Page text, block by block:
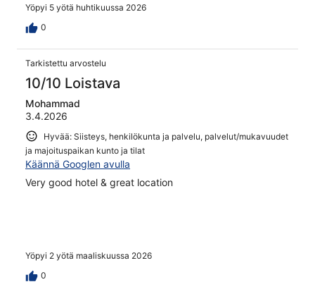
Yöpyi 5 yötä huhtikuussa 2026
0
Tarkistettu arvostelu
10/10 Loistava
Mohammad
3.4.2026
Hyvää: Siisteys, henkilökunta ja palvelu, palvelut/mukavuudet
ja majoituspaikan kunto ja tilat
Käännä Googlen avulla
Very good hotel & great location
Yöpyi 2 yötä maaliskuussa 2026
0